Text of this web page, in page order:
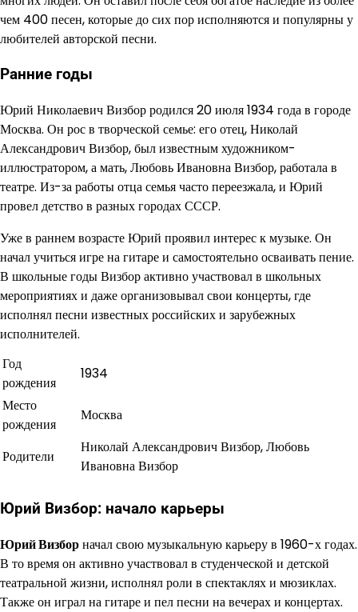
чем 400 песен, которые до сих пор исполняются и популярны у
любителей авторской песни.
Ранние годы
Юрий Николаевич Визбор родился 20 июля 1934 года в городе
Москва. Он рос в творческой семье: его отец, Николай
Александрович Визбор, был известным художником-
иллюстратором, а мать, Любовь Ивановна Визбор, работала в
театре. Из-за работы отца семья часто переезжала, и Юрий
провел детство в разных городах СССР.
Уже в раннем возрасте Юрий проявил интерес к музыке. Он
начал учиться игре на гитаре и самостоятельно осваивать пение.
В школьные годы Визбор активно участвовал в школьных
мероприятиях и даже организовывал свои концерты, где
исполнял песни известных российских и зарубежных
исполнителей.
Год
рождения
1934
Место
рождения
Москва
Родители
Николай Александрович Визбор, Любовь
Ивановна Визбор
Юрий Визбор: начало карьеры
Юрий Визборначал свою музыкальную карьеру в 1960-х годах.
В то время он активно участвовал в студенческой и детской
театральной жизни, исполнял роли в спектаклях и мюзиклах.
Также он играл на гитаре и пел песни на вечерах и концертах.